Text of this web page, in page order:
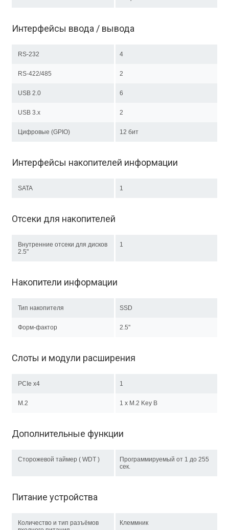
Интерфейсы ввода / вывода
RS-232 4
RS-422/485 2
USB 2.0 6
USB 3.x 2
Цифровые (GPIO) 12 бит
Интерфейсы накопителей информации
SATA 1
Отсеки для накопителей
Внутренние отсеки для дисков
2.5"
1
Накопители информации
Тип накопителя SSD
Форм-фактор 2.5''
Слоты и модули расширения
PCIe x4 1
M.2 1 х M.2 Key B
Дополнительные функции
Сторожевой таймер ( WDT )
Программируемый от 1 до 255
сек.
Питание устройства
Количество и тип разъёмов
Клеммник